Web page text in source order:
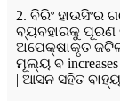
2. ବିରିଂ
ବ୍ୟବହାରକୁ ପୂରଣ
ଅପେକ୍ଷାକୃତ
ମୂଲ୍ୟ ବ
| ଆସନ ସହିତ